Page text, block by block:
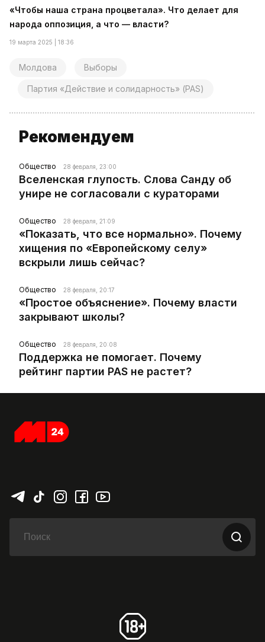
«Чтобы наша страна процветала». Что делает для
народа оппозиция, а что — власти?
19 марта 2025 | 18:36
Молдова Выборы
Партия «Действие и солидарность» (PAS)
Рекомендуем
Общество 28 февраля, 23:00
Вселенская глупость. Слова Санду об
унире не согласовали с кураторами
Общество 28 февраля, 21:09
«Показать, что все нормально». Почему
хищения по «Европейскому селу»
вскрыли лишь сейчас?
Общество 28 февраля, 20:17
«Простое объяснение». Почему власти
закрывают школы?
Общество 28 февраля, 20:08
Поддержка не помогает. Почему
рейтинг партии PAS не растет?